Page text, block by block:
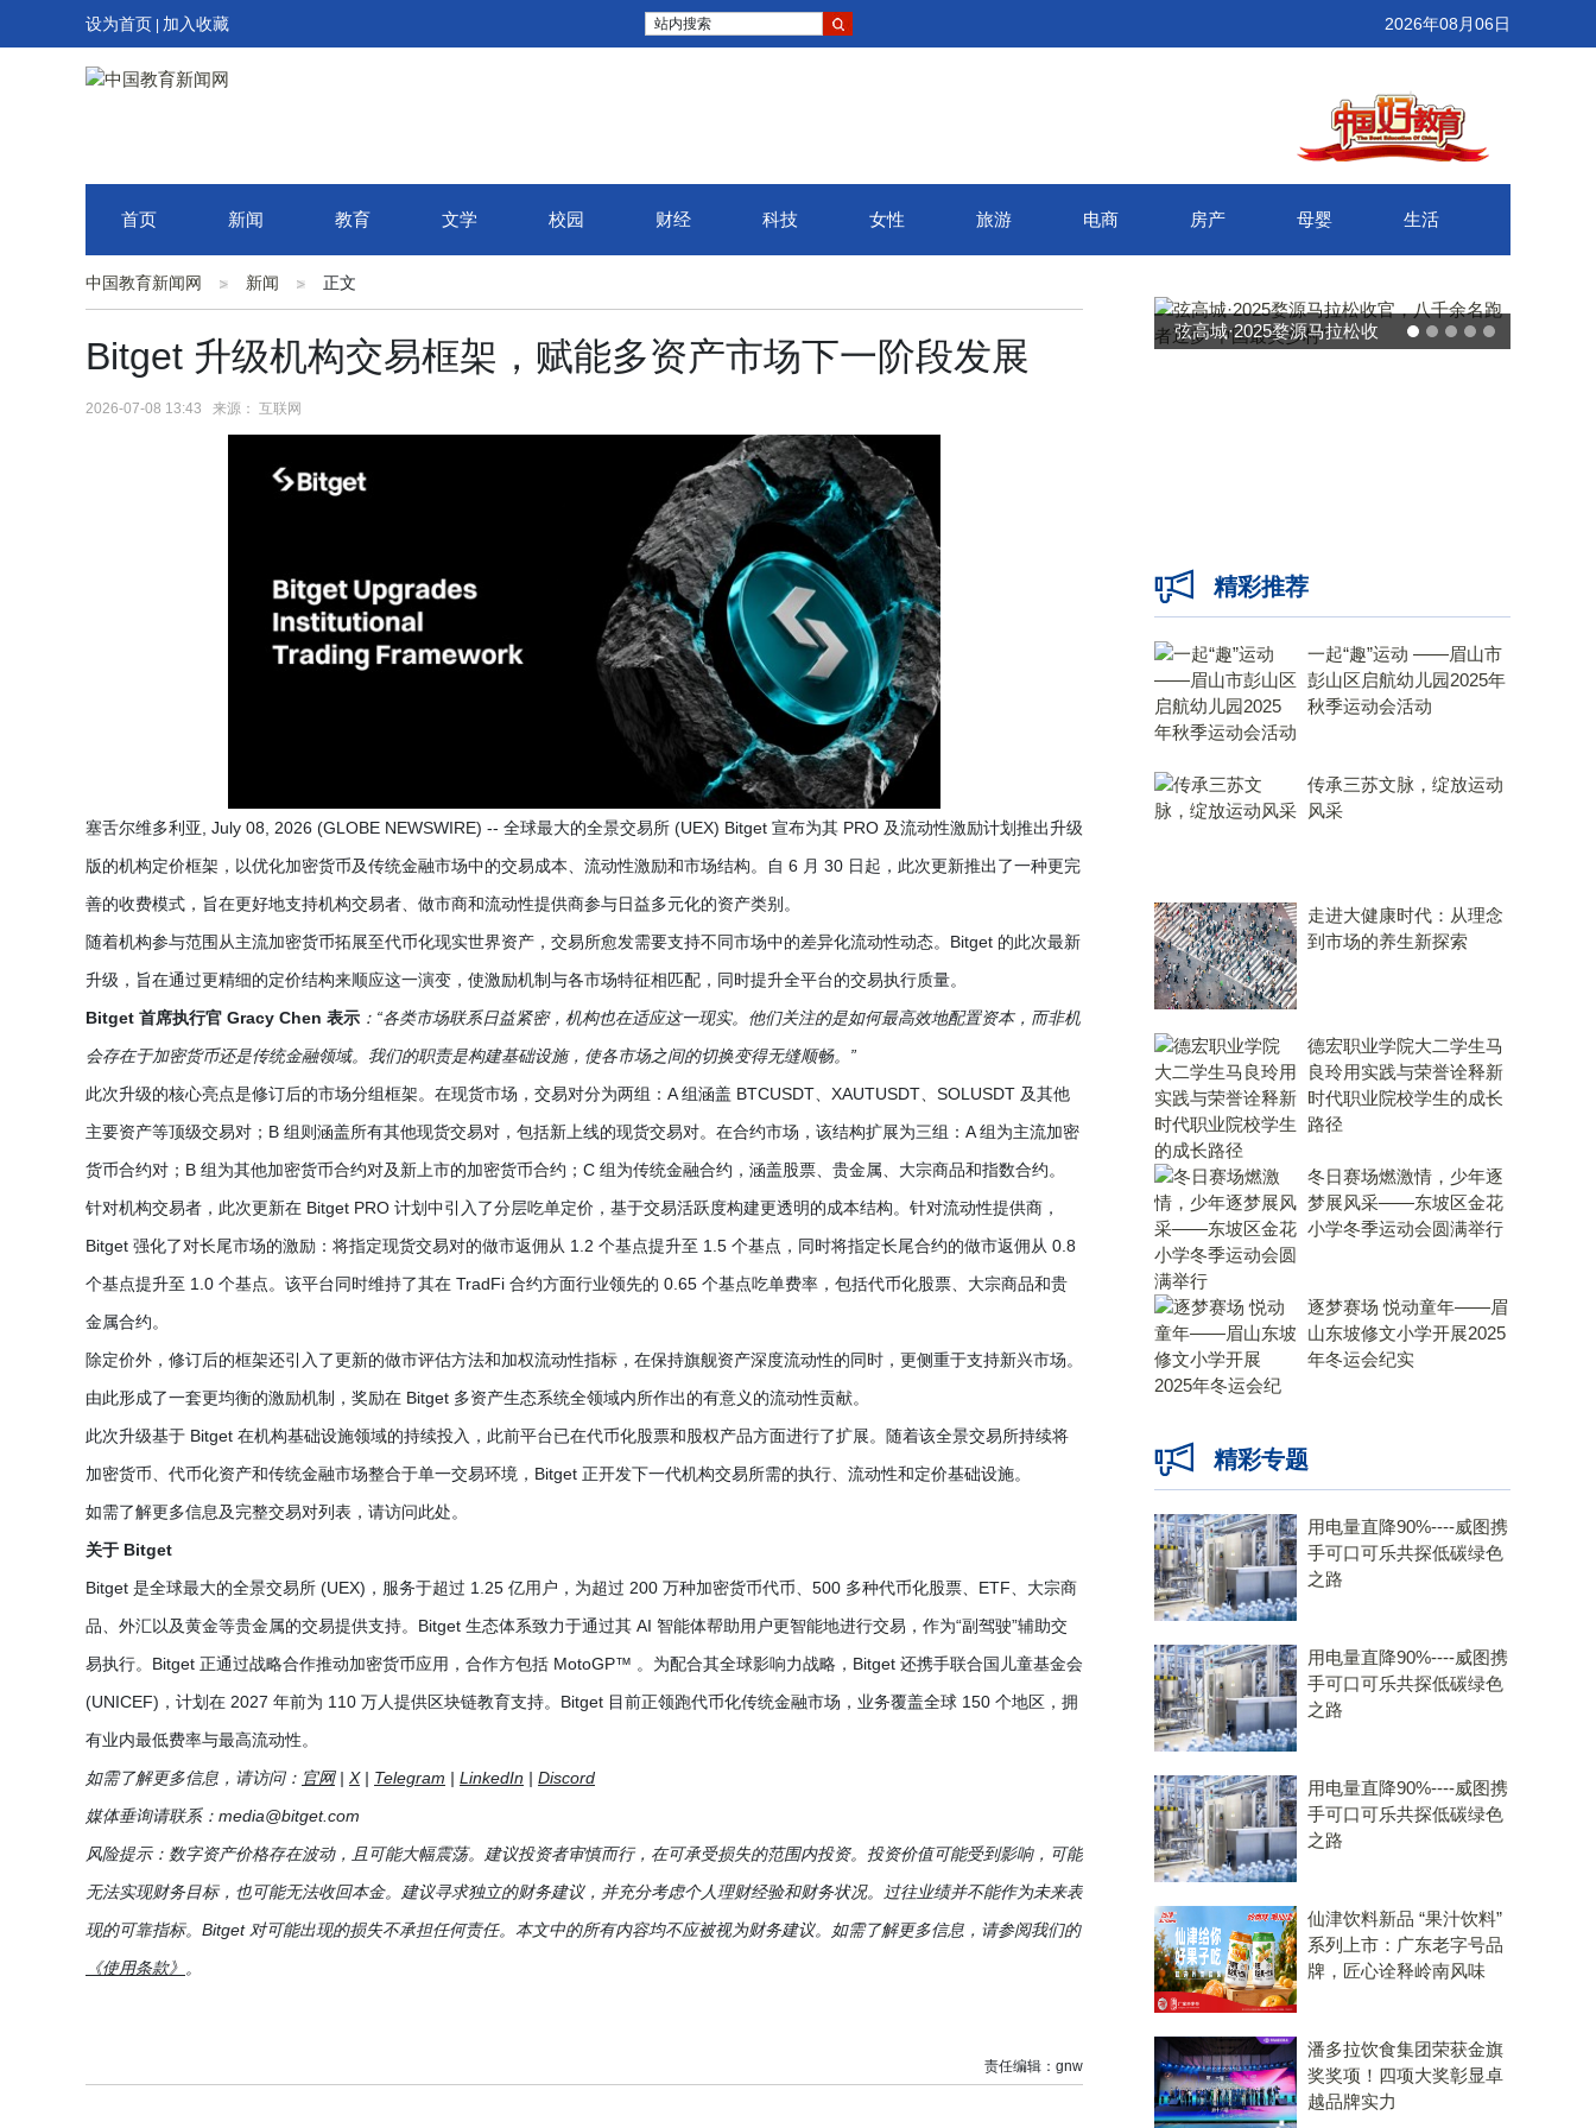
设为首页 加入收藏 站内搜索 2026年08月06日
首页 新闻 教育 文学 校园 财经 科技 女性 旅游 电商 房产 母婴 生活
中国教育新闻网 新闻 正文
Bitget 升级机构交易框架，赋能多资产市场下一阶段发展
2026-07-08 13:43 来源： 互联网
塞舌尔维多利亚, July 08, 2026 (GLOBE NEWSWIRE) -- 全球最大的全景交易所 (UEX) Bitget 宣布为其 PRO 及流动性激励计划推出升级
版的机构定价框架，以优化加密货币及传统金融市场中的交易成本、流动性激励和市场结构。自 6 月 30 日起，此次更新推出了一种更完
善的收费模式，旨在更好地支持机构交易者、做市商和流动性提供商参与日益多元化的资产类别。
随着机构参与范围从主流加密货币拓展至代币化现实世界资产，交易所愈发需要支持不同市场中的差异化流动性动态。Bitget 的此次最新
升级，旨在通过更精细的定价结构来顺应这一演变，使激励机制与各市场特征相匹配，同时提升全平台的交易执行质量。
Bitget 首席执行官 Gracy Chen 表示 ：“各类市场联系日益紧密，机构也在适应这一现实。他们关注的是如何最高效地配置资本，而非机
会存在于加密货币还是传统金融领域。我们的职责是构建基础设施，使各市场之间的切换变得无缝顺畅。”
此次升级的核心亮点是修订后的市场分组框架。在现货市场，交易对分为两组：A 组涵盖 BTCUSDT、XAUTUSDT、SOLUSDT 及其他
主要资产等顶级交易对；B 组则涵盖所有其他现货交易对，包括新上线的现货交易对。在合约市场，该结构扩展为三组：A 组为主流加密
货币合约对；B 组为其他加密货币合约对及新上市的加密货币合约；C 组为传统金融合约，涵盖股票、贵金属、大宗商品和指数合约。
针对机构交易者，此次更新在 Bitget PRO 计划中引入了分层吃单定价，基于交易活跃度构建更透明的成本结构。针对流动性提供商，
Bitget 强化了对长尾市场的激励：将指定现货交易对的做市返佣从 1.2 个基点提升至 1.5 个基点，同时将指定长尾合约的做市返佣从 0.8
个基点提升至 1.0 个基点。该平台同时维持了其在 TradFi 合约方面行业领先的 0.65 个基点吃单费率，包括代币化股票、大宗商品和贵
金属合约。
除定价外，修订后的框架还引入了更新的做市评估方法和加权流动性指标，在保持旗舰资产深度流动性的同时，更侧重于支持新兴市场。
由此形成了一套更均衡的激励机制，奖励在 Bitget 多资产生态系统全领域内所作出的有意义的流动性贡献。
此次升级基于 Bitget 在机构基础设施领域的持续投入，此前平台已在代币化股票和股权产品方面进行了扩展。随着该全景交易所持续将
加密货币、代币化资产和传统金融市场整合于单一交易环境，Bitget 正开发下一代机构交易所需的执行、流动性和定价基础设施。
如需了解更多信息及完整交易对列表，请访问此处。
关于 Bitget
Bitget 是全球最大的全景交易所 (UEX)，服务于超过 1.25 亿用户，为超过 200 万种加密货币代币、500 多种代币化股票、ETF、大宗商
品、外汇以及黄金等贵金属的交易提供支持。Bitget 生态体系致力于通过其 AI 智能体帮助用户更智能地进行交易，作为“副驾驶”辅助交
易执行。Bitget 正通过战略合作推动加密货币应用，合作方包括 MotoGP™ 。为配合其全球影响力战略，Bitget 还携手联合国儿童基金会
(UNICEF)，计划在 2027 年前为 110 万人提供区块链教育支持。Bitget 目前正领跑代币化传统金融市场，业务覆盖全球 150 个地区，拥
有业内最低费率与最高流动性。
如需了解更多信息，请访问： 官网| X| Telegram | LinkedIn | Discord
媒体垂询请联系： media@bitget.com
风险提示：数字资产价格存在波动，且可能大幅震荡。建议投资者审慎而行，在可承受损失的范围内投资。投资价值可能受到影响，可能
无法实现财务目标，也可能无法收回本金。建议寻求独立的财务建议，并充分考虑个人理财经验和财务状况。过往业绩并不能作为未来表
现的可靠指标。Bitget 对可能出现的损失不承担任何责任。本文中的所有内容均不应被视为财务建议。如需了解更多信息，请参阅我们的
《使用条款》 。
责任编辑：gnw
弦高城·2025婺源马拉松收
精彩推荐
一起“趣”运动 ——眉山市
彭山区启航幼儿园2025年
秋季运动会活动
传承三苏文脉，绽放运动
风采
走进大健康时代：从理念
到市场的养生新探索
德宏职业学院大二学生马
良玲用实践与荣誉诠释新
时代职业院校学生的成长
路径
冬日赛场燃激情，少年逐
梦展风采——东坡区金花
小学冬季运动会圆满举行
逐梦赛场 悦动童年——眉
山东坡修文小学开展2025
年冬运会纪实
精彩专题
用电量直降90%----威图携
手可口可乐共探低碳绿色
之路
用电量直降90%----威图携
手可口可乐共探低碳绿色
之路
用电量直降90%----威图携
手可口可乐共探低碳绿色
之路
仙津饮料新品 “果汁饮料”
系列上市：广东老字号品
牌，匠心诠释岭南风味
潘多拉饮食集团荣获金旗
奖奖项！四项大奖彰显卓
越品牌实力